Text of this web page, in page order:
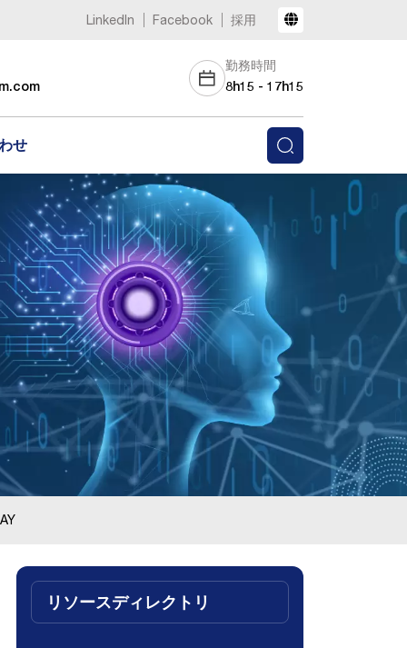
LinkedIn Facebook 採用
勤務時間
8h15 - 17h15
せ
リソースディレクトリ